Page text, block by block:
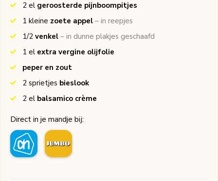
2 el geroosterde pijnboompitjes
1 kleine zoete appel – in reepjes
1/2 venkel – in dunne plakjes geschaafd
1 el extra vergine olijfolie
peper en zout
2 sprietjes bieslook
2 el balsamico crème
Direct in je mandje bij: